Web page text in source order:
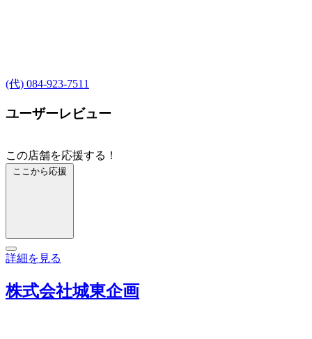
(代) 084-923-7511
ユーザーレビュー
この店舗を応援する！
ここから応援
詳細を見る
株式会社城東企画